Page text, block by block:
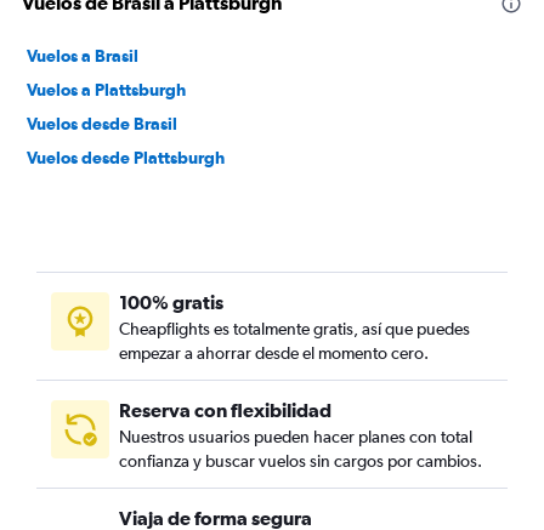
Vuelos a Brasil
Vuelos a Plattsburgh
Vuelos desde Brasil
Vuelos desde Plattsburgh
100% gratis
Cheapflights es totalmente gratis, así que puedes
empezar a ahorrar desde el momento cero.
Reserva con flexibilidad
Nuestros usuarios pueden hacer planes con total
confianza y buscar vuelos sin cargos por cambios.
Viaja de forma segura